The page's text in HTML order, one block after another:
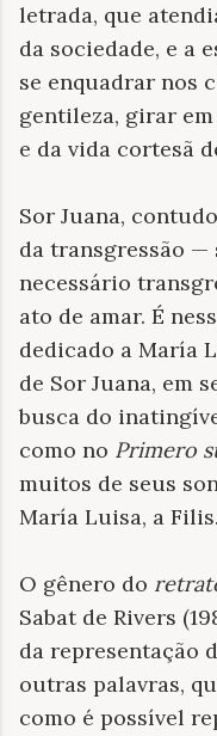
letrada, que
da sociedade, e a
se enquadrar nos
gentileza, girar
e da vida cortesã
Sor Juana,
da transgressão —
necessário
ato de amar. É
dedicado a María
de Sor Juana, em
busca do
como no Primero
muitos de seus
María Luisa, a Filis.
O gênero do
Sabat de Rivers
da representação
outras palavras,
como é possível